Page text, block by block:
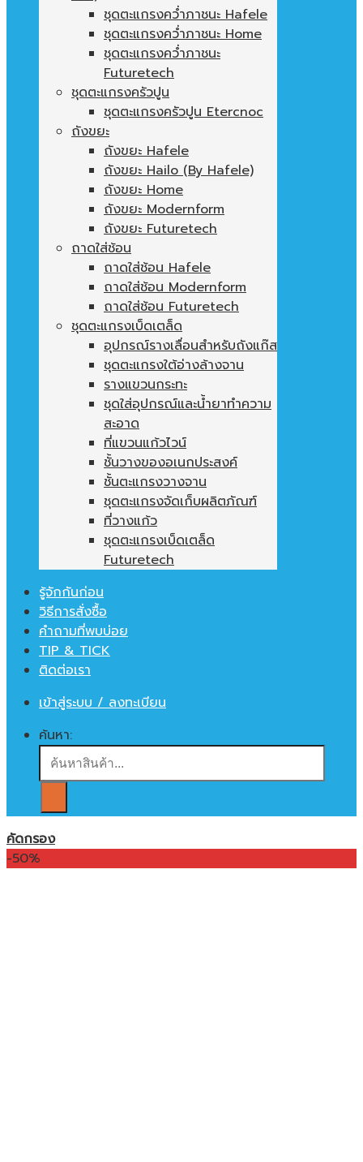
ชุดตะแกรงคว่ำภาชนะ Hafele
ชุดตะแกรงคว่ำภาชนะ Home
ชุดตะแกรงคว่ำภาชนะ
Futuretech
ชุดตะแกรงครัวปูน
ชุดตะแกรงครัวปูน Etercnoc
ถังขยะ
ถังขยะ Hafele
ถังขยะ Hailo (By Hafele)
ถังขยะ Home
ถังขยะ Modernform
ถังขยะ Futuretech
ถาดใส่ช้อน
ถาดใส่ช้อน Hafele
ถาดใส่ช้อน Modernform
ถาดใส่ช้อน Futuretech
ชุดตะแกรงเบ็ดเตล็ด
อุปกรณ์รางเลื่อนสำหรับถังแก๊ส
ชุดตะแกรงใต้อ่างล้างจาน
รางแขวนกระทะ
ชุดใส่อุปกรณ์และน้ำยาทำความ
สะอาด
ที่แขวนแก้วไวน์
ชั้นวางของอเนกประสงค์
ชั้นตะแกรงวางจาน
ชุดตะแกรงจัดเก็บผลิตภัณฑ์
ที่วางแก้ว
ชุดตะแกรงเบ็ดเตล็ด
Futuretech
รู้จักกันก่อน
วิธีการสั่งซื้อ
คำถามที่พบบ่อย
TIP & TICK
ติดต่อเรา
เข้าสู่ระบบ / ลงทะเบียน
ค้นหา:
คัดกรอง
-50%